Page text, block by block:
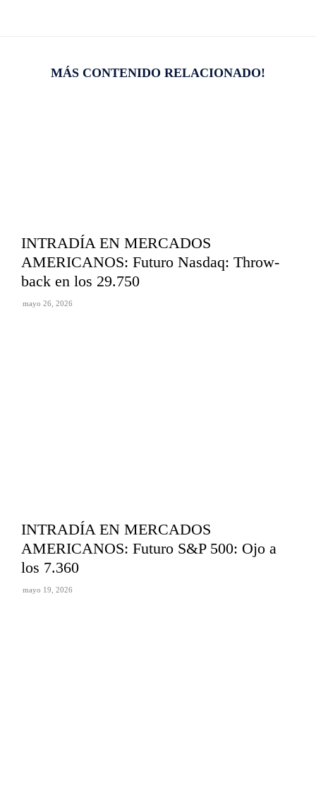
MÁS CONTENIDO RELACIONADO!
INTRADÍA EN MERCADOS
AMERICANOS: Futuro Nasdaq: Throw-
back en los 29.750
mayo 26, 2026
INTRADÍA EN MERCADOS
AMERICANOS: Futuro S&P 500: Ojo a
los 7.360
mayo 19, 2026